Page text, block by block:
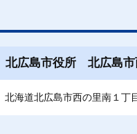
北広島市役所 北広島市
北海道北広島市西の里南１丁